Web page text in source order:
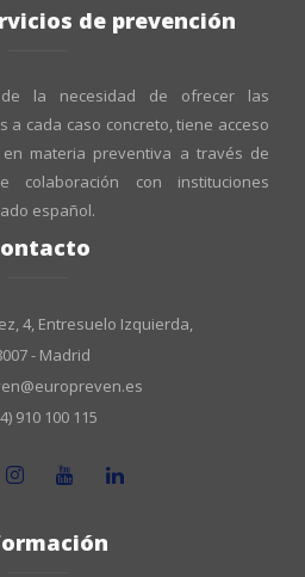
de prevención
de la necesidad de ofrecer las
a cada caso concreto, tiene acceso
materia preventiva a través de
colaboración con instituciones
español.
4, Entresuelo Izquierda,
- Madrid
910 100 115